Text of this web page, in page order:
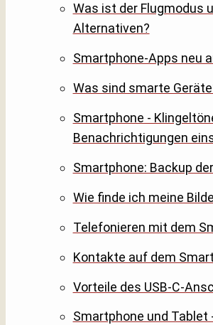
Was ist der Flugmodus
Alternativen?
Smartphone-Apps neu
Was sind smarte
Smartphone -
Benachrichtigungen
Smartphone: Backup
Wie finde ich meine
Telefonieren mit dem
Kontakte auf dem
Vorteile des USB-C-
Smartphone und Tablet